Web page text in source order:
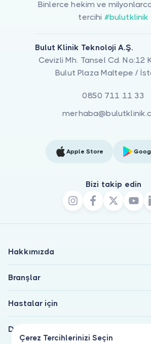
Çerez Tercihlerinizi Seçin
Binlerce hekim ve
tercihi #bulutklinik
Bulut Klinik Teknoloji A.Ş.
Cevizli Mh. Tansel Cd. No:12
Bulut Plaza Maltepe /
0850 711 11 33
Apple Store
Bizi takip edin
Hakkımızda
Branşlar
Hastalar için
Doktorlar için